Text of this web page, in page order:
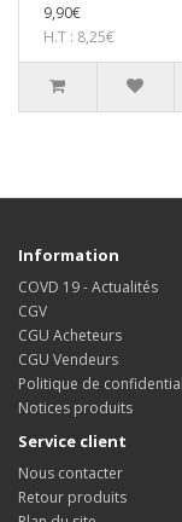
9,90€
H.T : 8,25€
Information
COVD 19 - Actualités
CGV
CGU Acheteurs
CGU Vendeurs
Politique de
Notices produits
Service client
Nous contacter
Retour produits